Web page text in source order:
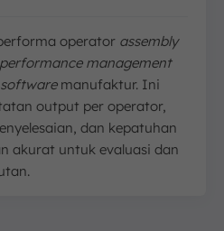
operator assembly
performance management
softwaremanufaktur. Ini
output per operator,
dan kepatuhan
akurat untuk evaluasi dan